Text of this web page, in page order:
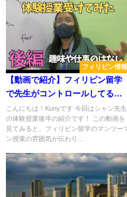
フィリピン情報
【動画で紹介】フィリピン留学
で先生がコントロールしてる〇
〇とは！
こんにちは！Kunyです 今回はシャン先生
の体験授業後半の紹介です！ この動画を
見てみると、フィリピン留学のマンツー
ン授業の雰囲気が伝わり...